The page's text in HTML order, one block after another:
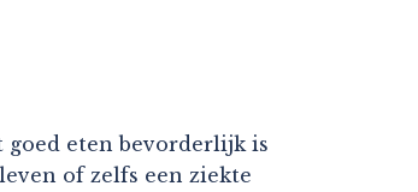
eten bevorderlijk is
of zelfs een ziekte